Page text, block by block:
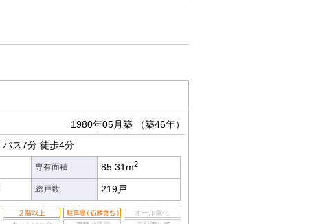
1980年05月築
（築46年）
バス7分 徒歩4分
専有面積 85.31m2
総戸数 219戸